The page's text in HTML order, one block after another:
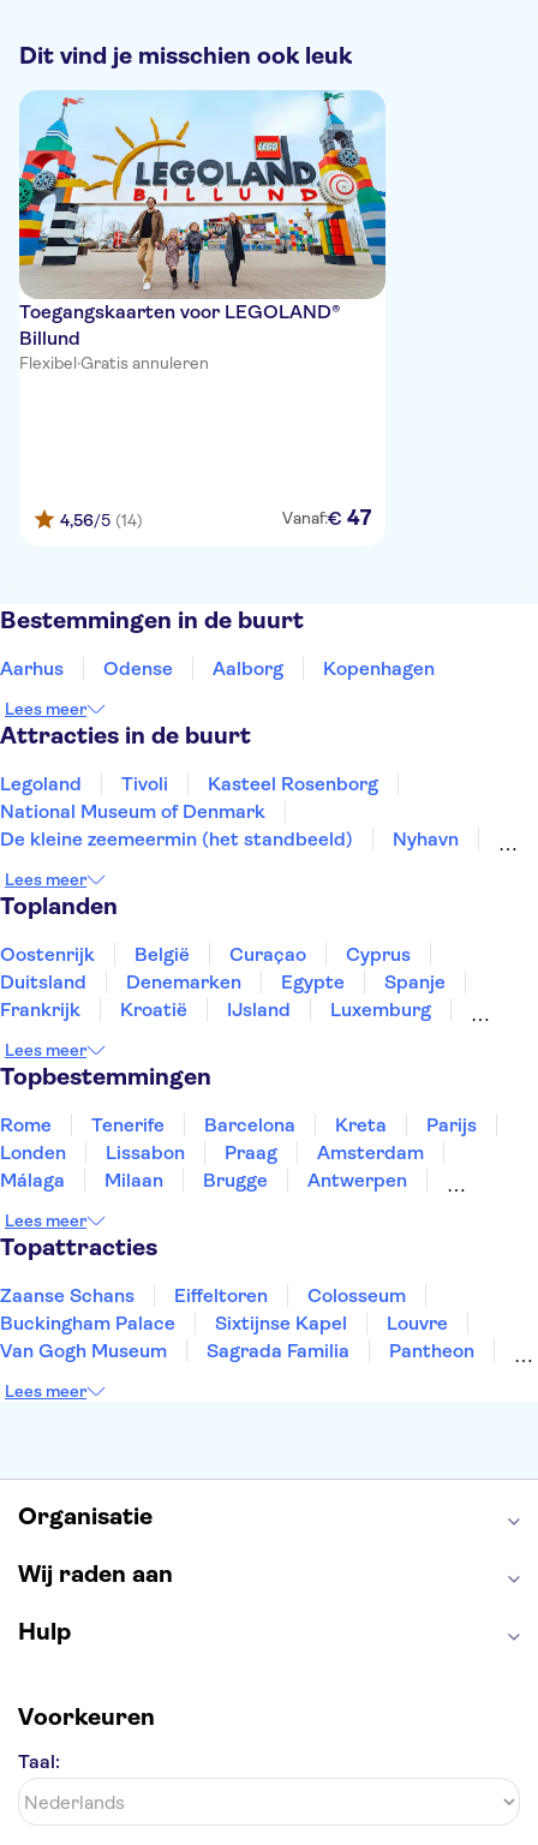
Dit vind je misschien ook leuk
Toegangskaarten voor LEGOLAND®
Billund
Flexibel·Gratis annuleren
4,56/5 (14) Vanaf:€ 47
Bestemmingen in de buurt
Aarhus Odense Aalborg Kopenhagen
Lees meer
Attracties in de buurt
Legoland Tivoli
Kasteel Rosenborg
National Museum of Denmark
De kleine zeemeermin (het standbeeld)
Nyhavn
Lees meer
Toplanden
Oostenrijk België Curaçao
Cyprus
Duitsland
Denemarken Egypte
Spanje
Frankrijk
Kroatië IJsland
Luxemburg
Slovenië
Thailand
Lees meer
Topbestemmingen
Rome Tenerife Barcelona Kreta
Parijs
Londen
Lissabon Praag
Amsterdam
Málaga
Milaan Brugge
Antwerpen
Eindhoven
Lees meer
Topattracties
Zaanse Schans Eiffeltoren
Colosseum
Buckingham Palace
Sixtijnse Kapel
Louvre
Van Gogh Museum
Sagrada Familia
Pantheon
Keukenhof
Lees meer
Organisatie
Wij raden aan
Hulp
Voorkeuren
Taal: